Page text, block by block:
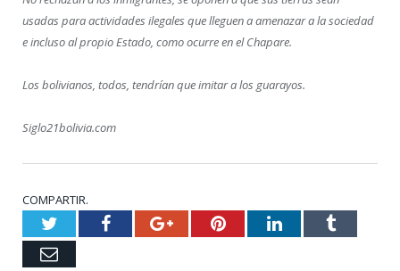
usadas para actividades ilegales que lleguen a amenazar a la sociedad
e incluso al propio Estado, como ocurre en el Chapare.
Los bolivianos, todos, tendrían que imitar a los guarayos.
Siglo21bolivia.com
COMPARTIR.
TwitterFacebookGoogle+PinterestLinkedInTumblr
Email